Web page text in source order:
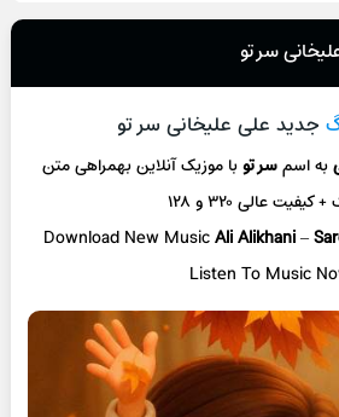
سر تو
جدید علی علیخانی سر تو
به اسمسر توبا موزیک آنلاینبهمراهی متن
عالی ۳۲۰ و ۱۲۸
Download New MusicAli Alikhani–
Listen To Music